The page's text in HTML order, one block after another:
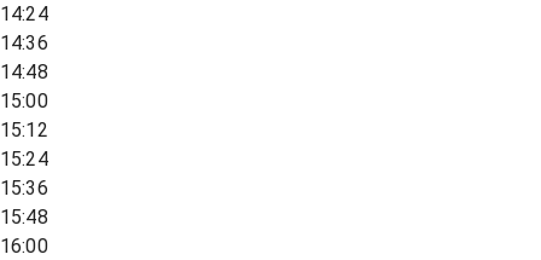
14:24
14:36
14:48
15:00
15:12
15:24
15:36
15:48
16:00